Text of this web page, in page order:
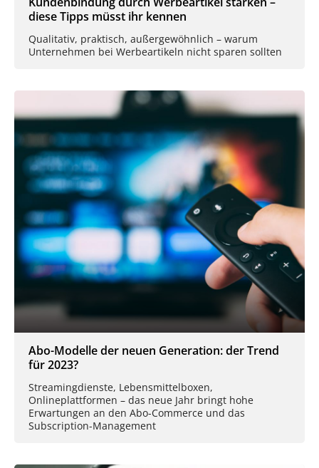
diese Tipps müsst ihr kennen
Qualitativ, praktisch, außergewöhnlich – warum
Unternehmen bei Werbeartikeln nicht sparen sollten
Abo-Modelle der neuen Generation: der Trend
für 2023?
Streamingdienste, Lebensmittelboxen,
Onlineplattformen – das neue Jahr bringt hohe
Erwartungen an den Abo-Commerce und das
Subscription-Management